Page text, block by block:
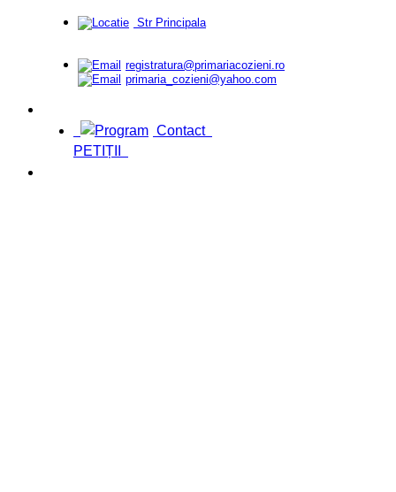
Str Principala
registratura@primariacozieni.ro
primaria_cozieni@yahoo.com
Contact
PETIȚII